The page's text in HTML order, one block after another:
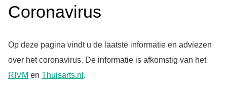
Coronavirus
Op deze pagina vindt u de laatste informatie en adviezen
over het coronavirus. De informatie is afkomstig van het
RIVM en Thuisarts.nl .